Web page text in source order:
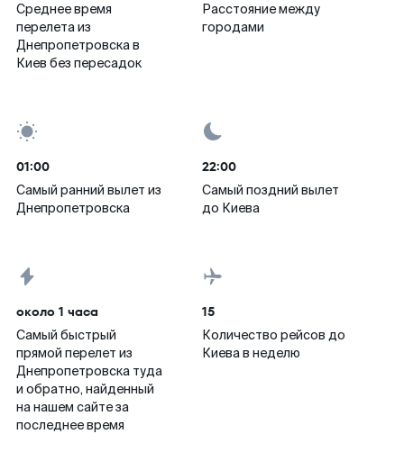
Среднее время
перелета из
Днепропетровска в
Киев без пересадок
Расстояние между
городами
01:00
Самый ранний вылет из
Днепропетровска
22:00
Самый поздний вылет
до Киева
около 1 часа
Самый быстрый
прямой перелет из
Днепропетровска туда
и обратно, найденный
на нашем сайте за
последнее время
15
Количество рейсов до
Киева в неделю